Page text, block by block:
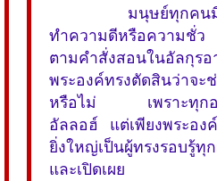
มนุษย์ทุกคนมีสิท
ทำความดีหรือความชั่ว
ตามคำสั่งสอนในอัลกุร
พระองค์ทรงตัดสินว่าจะ
หรือไม่ เพราะทุกอย่
อัลลอฮ์ แต่เพียงพระอ
ยิ่งใหญ่เป็นผู้ทรงรอบรู้ทุ
และเปิดเผย